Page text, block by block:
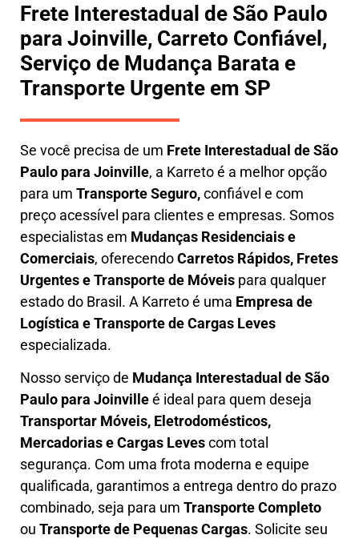
Frete Interestadual de São Paulo
para Joinville, Carreto Confiável,
Serviço de Mudança Barata e
Transporte Urgente em SP
Se você precisa de um Frete Interestadual de São
Paulo para Joinville, a Karreto é a melhor opção
para um Transporte Seguro,confiável e com
preço acessível para clientes e empresas. Somos
especialistas em Mudanças Residenciais e
Comerciais, oferecendoCarretos Rápidos, Fretes
Urgentes e Transporte de Móveis para qualquer
estado do Brasil. A Karretoé uma Empresa de
Logística e Transporte de Cargas Leves
especializada.
Nosso serviço de Mudança Interestadual de São
Paulo para Joinvilleé ideal para quem deseja
Transportar Móveis, Eletrodomésticos,
Mercadorias e Cargas Levescom total
segurança. Com uma frota moderna e equipe
qualificada, garantimos a entrega dentro do prazo
combinado, seja para um Transporte Completo
ou Transporte de Pequenas Cargas. Solicite seu